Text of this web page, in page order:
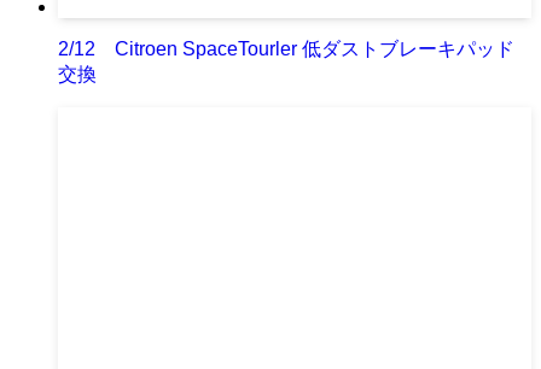
2/12 Citroen SpaceTourler 低ダストブレーキパッド
交換